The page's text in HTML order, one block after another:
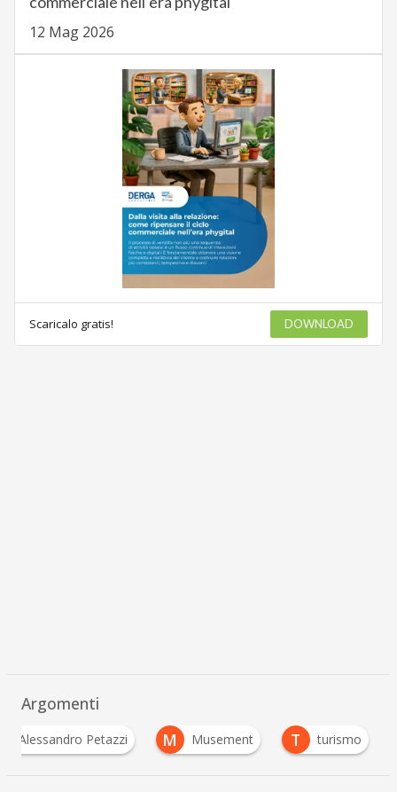
12 Mag 2026
Scaricalo gratis! DOWNLOAD
Argomenti
Alessandro Petazzi M Musement T turismo